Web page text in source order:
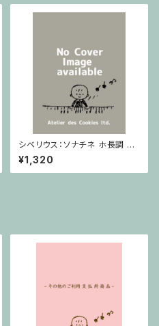
シベリウス：ソナチネ ホ長調 O
p.80 / ヴァイオリンとピアノ
¥1,320